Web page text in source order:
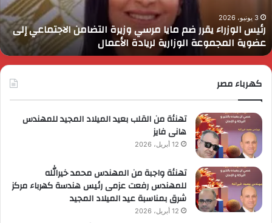
التضامن
الاجتماعي
إلى
عضوية
المجموعة
الوزارية
3 يونيو، 2026
رئيس الوزراء يقرر ضم مايا مرسي وزيرة التضامن الاجتماعي إلى
عضوية المجموعة الوزارية لريادة الأعمال
كهرباء مصر
تهنئة من القلب بعيد الميلاد المجيد للمهندس
هانى فايز
12 أبريل، 2026
تهنئة واجبة من المهندس محمد خيرالله
للمهندس رفعت عزمى رئيس هندسة كهرباء مركز
شرق بمناسبة عيد الميلاد المجيد
12 أبريل، 2026